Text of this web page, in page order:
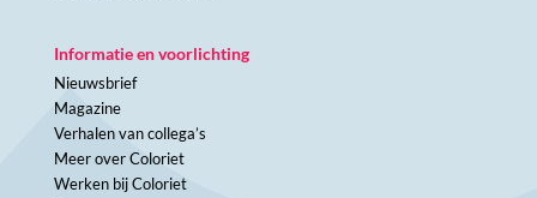
Informatie en voorlichting
Nieuwsbrief
Magazine
Verhalen van collega’s
Meer over Coloriet
Werken bij Coloriet